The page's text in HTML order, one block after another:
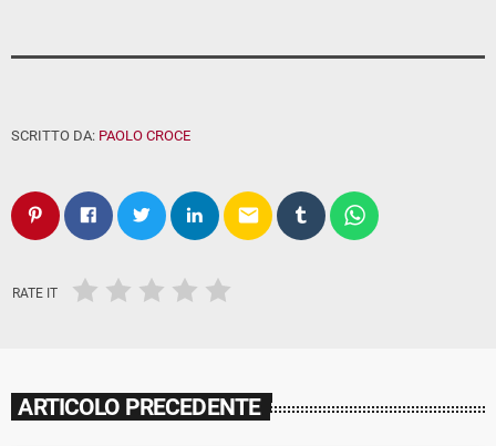
SCRITTO DA: PAOLO CROCE
email
RATE IT
ARTICOLO PRECEDENTE